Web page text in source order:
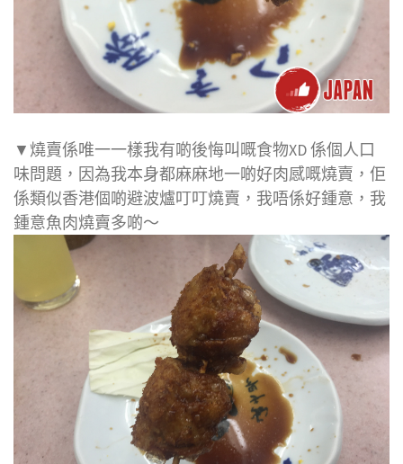
▼燒賣係唯一一樣我有啲後悔叫嘅食物XD 係個人口
味問題，因為我本身都麻麻地一啲好肉感嘅燒賣，佢
係類似香港個啲避波爐叮叮燒賣，我唔係好鍾意，我
鍾意魚肉燒賣多啲～